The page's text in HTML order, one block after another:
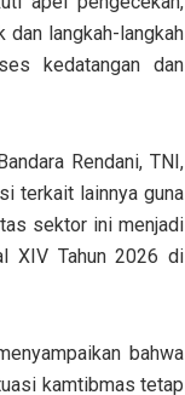
dan langkah-langkah
kedatangan dan
Rendani, TNI,
terkait lainnya guna
sektor ini menjadi
XIV Tahun 2026 di
bahwa
kamtibmas tetap